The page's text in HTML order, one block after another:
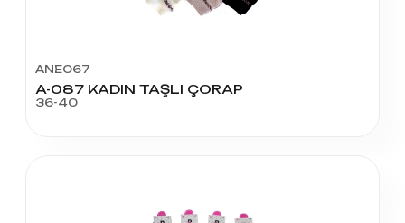
ANE067
A-087 KADIN TAŞLI ÇORAP
36-40